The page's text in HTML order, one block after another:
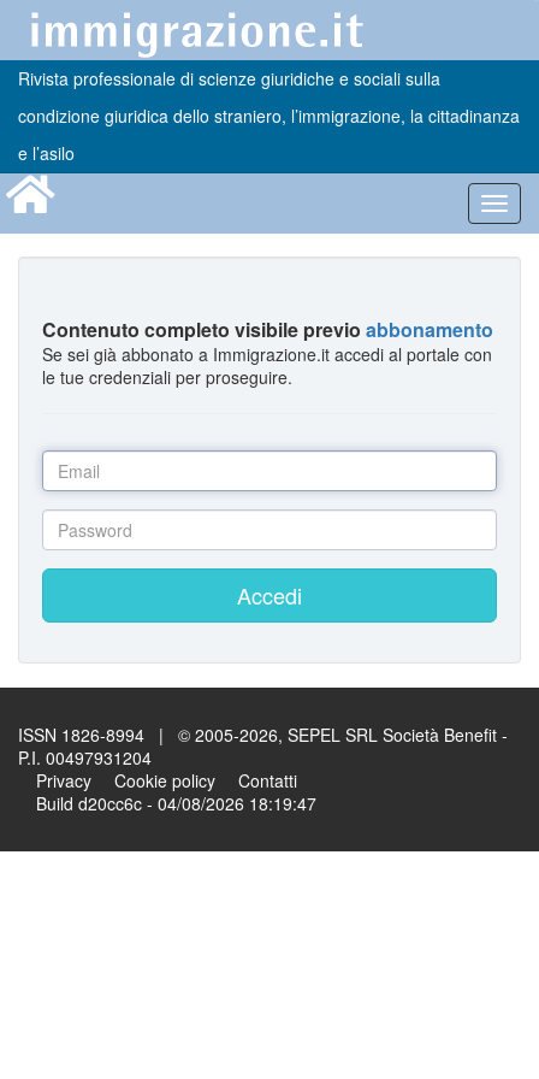
Rivista professionale di scienze giuridiche e sociali sulla
condizione giuridica dello straniero, l’immigrazione, la cittadinanza
e l’asilo
Contenuto completo visibile previo abbonamento
Se sei già abbonato a Immigrazione.it accedi al portale con
le tue credenziali per proseguire.
Accedi
ISSN 1826-8994 | © 2005-2026, SEPEL SRL Società Benefit -
P.I. 00497931204
Privacy
Cookie policy
Contatti
Build d20cc6c - 04/08/2026 18:19:47